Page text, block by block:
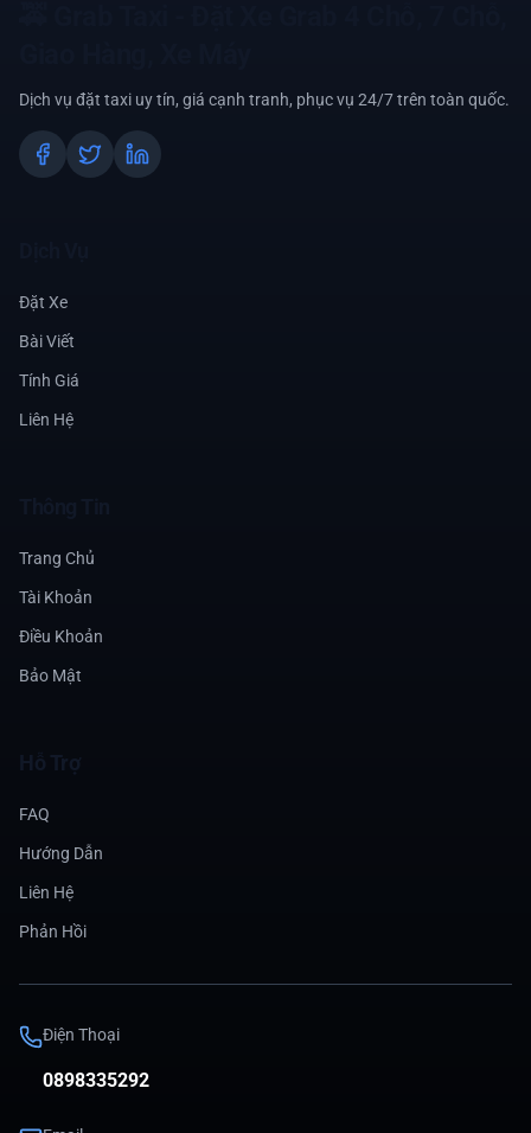
Dịch vụ đặt taxi uy tín, giá cạnh tranh, phục vụ 24/7 trên toàn quốc.
Đặt Xe
Bài Viết
Tính Giá
Liên Hệ
Trang Chủ
Tài Khoản
Điều Khoản
Bảo Mật
Hỗ Trợ
FAQ
Hướng Dẫn
Liên Hệ
Phản Hồi
Điện Thoại
0898335292